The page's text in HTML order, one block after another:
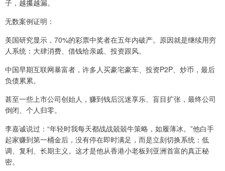
子，越攥越漏。
无数案例证明：
美国研究显示，70%的彩票中奖者在五年内破产。原因就是继续用穷
人系统：大肆消费、借钱给亲戚、投资跟风。
中国早期互联网暴富者，许多人买豪宅豪车、投资P2P、炒币，最后
负债累累。
甚至一些上市公司创始人，赚到钱后沉迷享乐、盲目扩张，最终公司
倒闭、个人归零。
李嘉诚说过：“年轻时我每天都战战兢兢牛策略，如履薄冰。”他白手
起家赚到第一桶金后，没有停在即时满足，而是立刻切换系统：低
调、复利、长期主义。这才是他从香港小老板到亚洲首富的真正秘
密。